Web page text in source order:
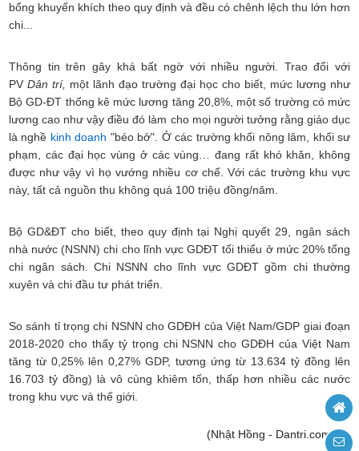
bổng khuyến khích theo quy định và đều có chênh lệch thu lớn hơn
chi...
Thông tin trên gây khá bất ngờ với nhiều người. Trao đổi với
PV Dân trí, một lãnh đạo trường đại học cho biết, mức lương như
Bộ GD-ĐT thống kê mức lương tăng 20,8%, một số trường có mức
lương cao như vậy điều đó làm cho mọi người tưởng rằng giáo dục
là nghề kinh doanh "béo bở". Ở các trường khối nông lâm, khối sư
phạm, các đại học vùng ở các vùng… đang rất khó khăn, không
được như vậy vì họ vướng nhiều cơ chế. Với các trường khu vực
này, tất cả nguồn thu không quá 100 triệu đồng/năm.
Bộ GD&ĐT cho biết, theo quy định tại Nghị quyết 29, ngân sách
nhà nước (NSNN) chi cho lĩnh vực GDĐT tối thiểu ở mức 20% tổng
chi ngân sách. Chi NSNN cho lĩnh vực GDĐT gồm chi thường
xuyên và chi đầu tư phát triển.
So sánh tỉ trọng chi NSNN cho GDĐH của Việt Nam/GDP giai đoạn
2018-2020 cho thấy tỷ trọng chi NSNN cho GDĐH của Việt Nam
tăng từ 0,25% lên 0,27% GDP, tương ứng từ 13.634 tỷ đồng lên
16.703 tỷ đồng) là vô cùng khiêm tốn, thấp hơn nhiều các nước
trong khu vực và thế giới.
(Nhật Hồng - Dantri.com.vn)